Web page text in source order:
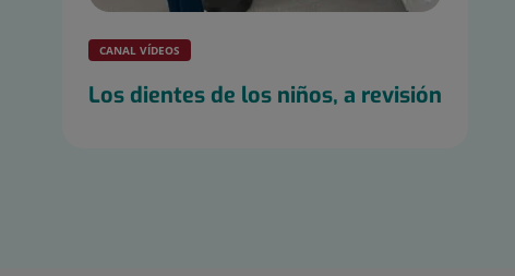
CANAL VÍDEOS
Los dientes de los niños, a revisión